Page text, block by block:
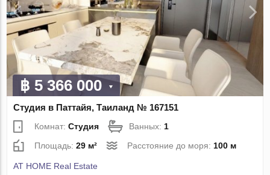
฿ 5 366 000
Студия в Паттайя, Таиланд № 167151
Комнат:Студия Ванных:1
Площадь:29 м² Расстояние до моря:100 м
AT HOME Real Estate